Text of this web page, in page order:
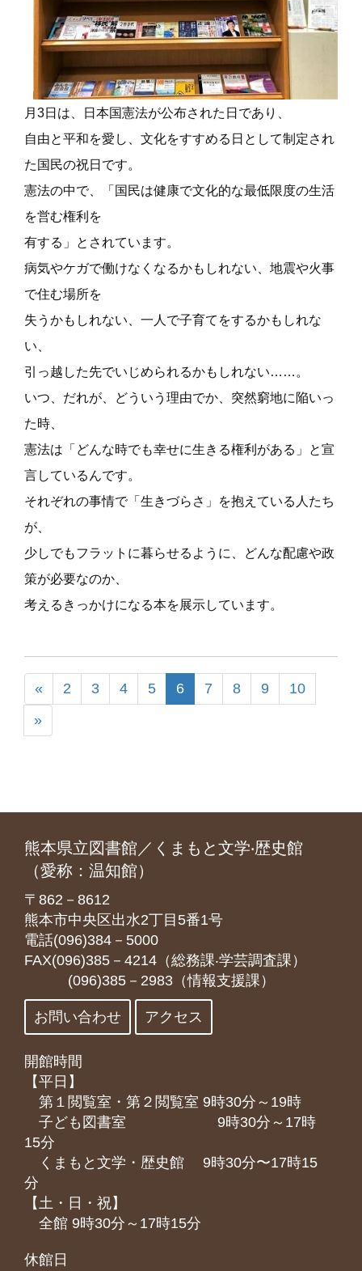
月3日は、日本国憲法が公布された日であり、
自由と平和を愛し、文化をすすめる日として制定され
た国民の祝日です。
憲法の中で、「国民は健康で文化的な最低限度の生活
を営む権利を
有する」とされています。
病気やケガで働けなくなるかもしれない、地震や火事
で住む場所を
失うかもしれない、一人で子育てをするかもしれな
い、
引っ越した先でいじめられるかもしれない……。
いつ、だれが、どういう理由でか、突然窮地に陥いっ
た時、
憲法は「どんな時でも幸せに生きる権利がある」と宣
言しているんです。
それぞれの事情で「生きづらさ」を抱えている人たち
が、
少しでもフラットに暮らせるように、どんな配慮や政
策が必要なのか、
考えるきっかけになる本を展示しています。
« 2 3 4 5 6 7 8 9
10
»
熊本県立図書館／くまもと文学‧歴史館
（愛称：温知館）
〒862－8612
熊本市中央区出水2丁目5番1号
電話(096)384－5000
FAX(096)385－4214（総務課‧学芸調査課）
(096)385－2983（情報支援課）
お問い合わせ アクセス
開館時間
【平日】
第１閲覧室・第２閲覧室 9時30分～19時
子ども図書室 9時30分～17時
15分
くまもと⽂学・歴史館 9時30分〜17時15
分
【土・日・祝】
全館 9時30分～17時15分
休館日